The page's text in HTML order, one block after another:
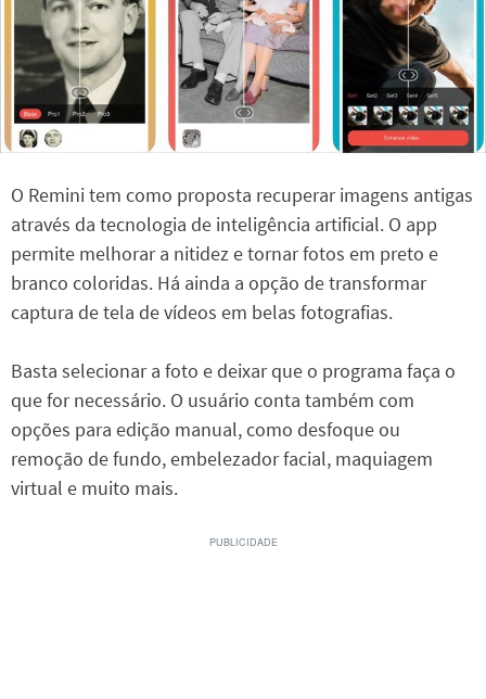
O Remini tem como proposta recuperar imagens antigas
através da tecnologia de inteligência artificial. O app
permite melhorar a nitidez e tornar fotos em preto e
branco coloridas. Há ainda a opção de transformar
captura de tela de vídeos em belas fotografias.
Basta selecionar a foto e deixar que o programa faça o
que for necessário. O usuário conta também com
opções para edição manual, como desfoque ou
remoção de fundo, embelezador facial, maquiagem
virtual e muito mais.